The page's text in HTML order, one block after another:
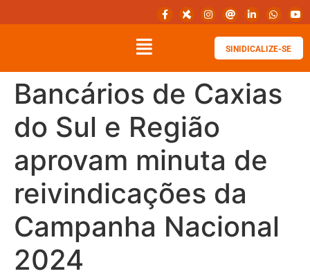
SINIDICALIZE-SE
Bancários de Caxias
do Sul e Região
aprovam minuta de
reivindicações da
Campanha Nacional
2024